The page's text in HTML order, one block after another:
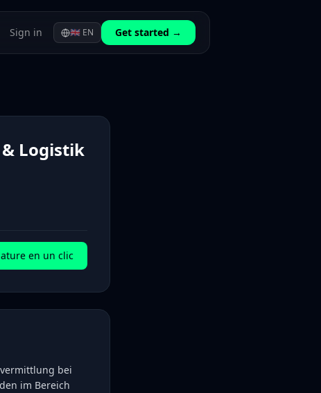
Sign in 🇬🇧 EN Get started →
Logistik
en un clic
bei
im Bereich